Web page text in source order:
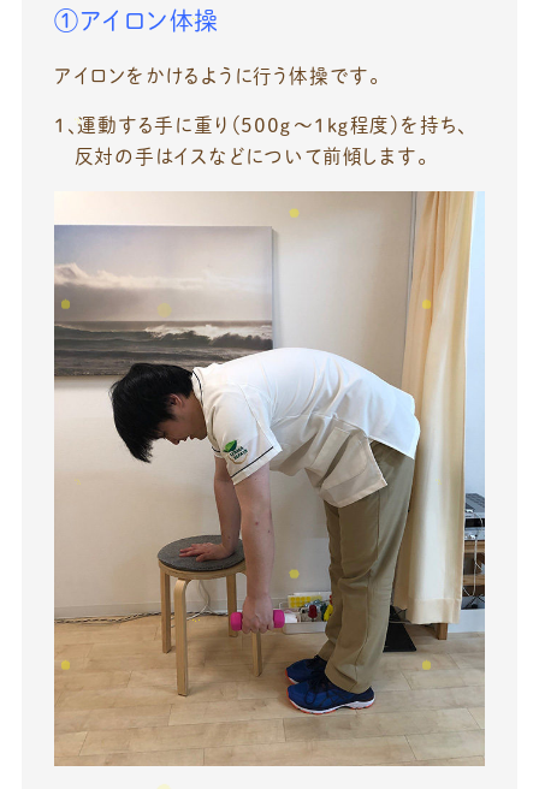
①アイロン体操
アイロンをかけるように行う体操です。
１、運動する手に重り（５００ｇ～１ｋｇ程度）を持ち、
反対の手はイスなどについて前傾します。